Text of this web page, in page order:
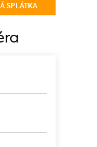
SPLÁTKA